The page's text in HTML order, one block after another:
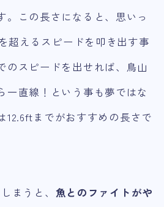
。この長さになると、思いっ
超えるスピードを叩き出す事
のスピードを出せれば、鳥山
一直線！という事も夢ではな
12.6ftまでがおすすめの長さで
まうと、 魚とのファイトがや